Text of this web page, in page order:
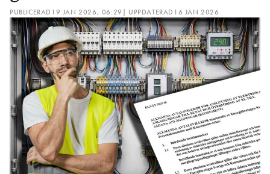
PUBLICERAD 19 JAN 2026, 06:29 | UPPDATERAD 16 JAN 2026